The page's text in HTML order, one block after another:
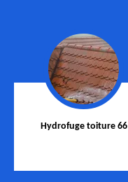
Hydrofuge toiture 66